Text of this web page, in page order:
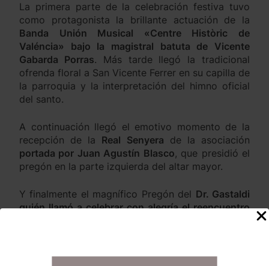
La primera parte de la celebración festiva tuvo
como protagonista la brillante actuación de la
Banda Unión Musical «Centre Històric de
Valéncia» bajo la magistral batuta de Vicente
Gabarda Porras. Más tarde llegó la tradicional
ofrenda floral a San Vicente Ferrer en su capilla de
la parroquia y la interpretación del himno oficial
del santo.
A continuación llegó el emotivo momento de la
recepción de la Real Senyera de la asociación
portada por Juan Agustín Blasco, que presidió el
pregón en la parte izquierda del altar mayor.
Y finalmente el magnífico Pregón del Dr. Gastaldi
quién llamó a celebrar con alegría el reencuentro